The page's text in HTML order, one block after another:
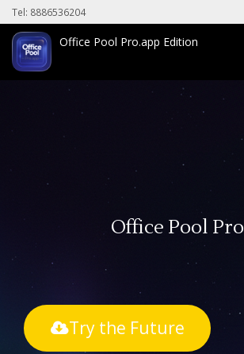
Tel: 8886536204
Office Pool Pro.app Edition
Office Pool Pro
Try the Future